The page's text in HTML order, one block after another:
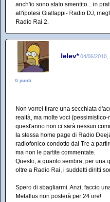
anch'io sono stato smentito... in
all'ipotesi Giallappi- Radio DJ,
Radio Rai 2.
lelev* 04/06/2010,
0 punti
Non vorrei tirare una secchiata
realtà, ma molte voci
quest'anno non ci sarà nessun
la stessa home page di Radio
radiofonico condotto dai Tre a
ma non le partite commentate.
Questo, a quanto sembra, per una
oltre a Radio Rai, i suddetti diritti
Spero di sbagliarmi. Anzi, faccio
Metallus non posterà per 24 ore!